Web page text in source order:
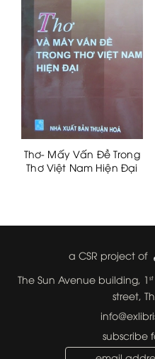
Thơ- Mấy Vấn Đề Trong
Thơ Việt Nam Hiện Đại
a CSR project of
The Sun Avenue building, 1 st
street,
subscribe